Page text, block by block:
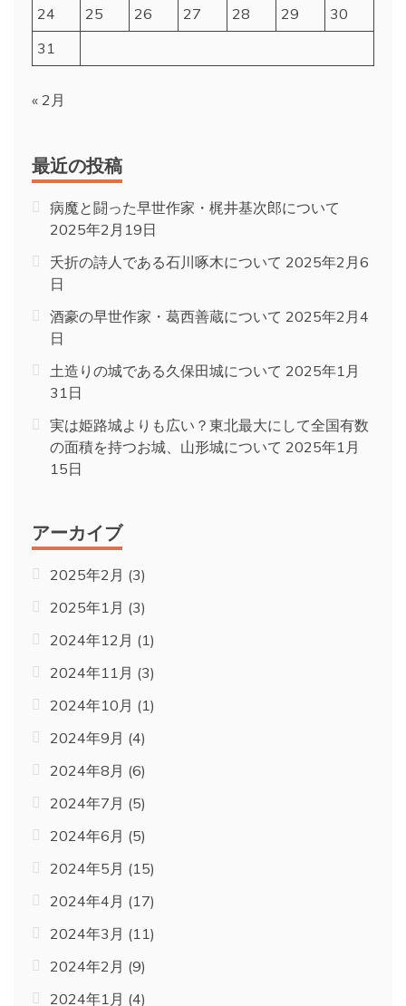
24
25 26 27 28 29
30
31
« 2月
最近の投稿
病魔と闘った早世作家・梶井基次郎について
2025年2月19日
夭折の詩人である石川啄木について 2025年2月6
日
酒豪の早世作家・葛西善蔵について 2025年2月4
日
土造りの城である久保田城について 2025年1月
31日
実は姫路城よりも広い？東北最大にして全国有数
の面積を持つお城、山形城について 2025年1月
15日
アーカイブ
2025年2月 (3)
2025年1月 (3)
2024年12月 (1)
2024年11月 (3)
2024年10月 (1)
2024年9月 (4)
2024年8月 (6)
2024年7月 (5)
2024年6月 (5)
2024年5月 (15)
2024年4月 (17)
2024年3月 (11)
2024年2月 (9)
2024年1月 (4)